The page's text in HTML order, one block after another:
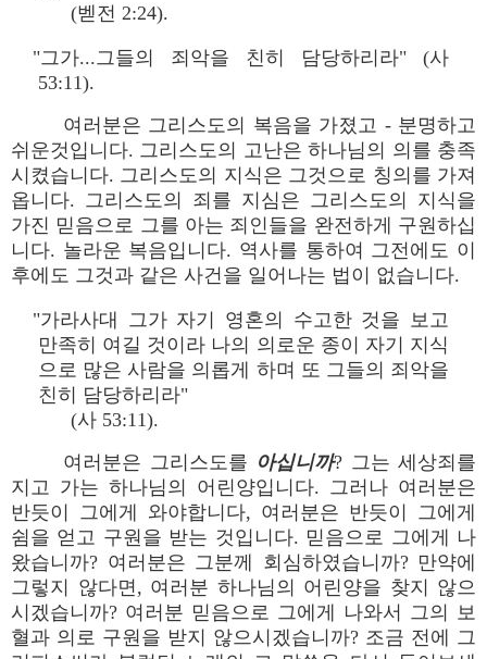
(벧전 2:24).
"그가...그들의 죄악을 친히 담당하리라" (사
53:11).
여러분은 그리스도의 복음을 가졌고 - 분명하고
쉬운것입니다. 그리스도의 고난은 하나님의 의를 충족
시켰습니다. 그리스도의 지식은 그것으로 칭의를 가져
옵니다. 그리스도의 죄를 지심은 그리스도의 지식을
가진 믿음으로 그를 아는 죄인들을 완전하게 구원하십
니다. 놀라운 복음입니다. 역사를 통하여 그전에도 이
후에도 그것과 같은 사건을 일어나는 법이 없습니다.
"가라사대 그가 자기 영혼의 수고한 것을 보고
만족히 여길 것이라 나의 의로운 종이 자기 지식
으로 많은 사람을 의롭게 하며 또 그들의 죄악을
친히 담당하리라"
(사 53:11).
여러분은 그리스도를 아십니까? 그는 세상죄를
지고 가는 하나님의 어린양입니다. 그러나 여러분은
반듯이 그에게 와야합니다, 여러분은 반듯이 그에게
쉼을 얻고 구원을 받는 것입니다. 믿음으로 그에게 나
왔습니까? 여러분은 그분께 회심하였습니까? 만약에
그렇지 않다면, 여러분 하나님의 어린양을 찾지 않으
시겠습니까? 여러분 믿음으로 그에게 나와서 그의 보
혈과 의로 구원을 받지 않으시겠습니까? 조금 전에 그